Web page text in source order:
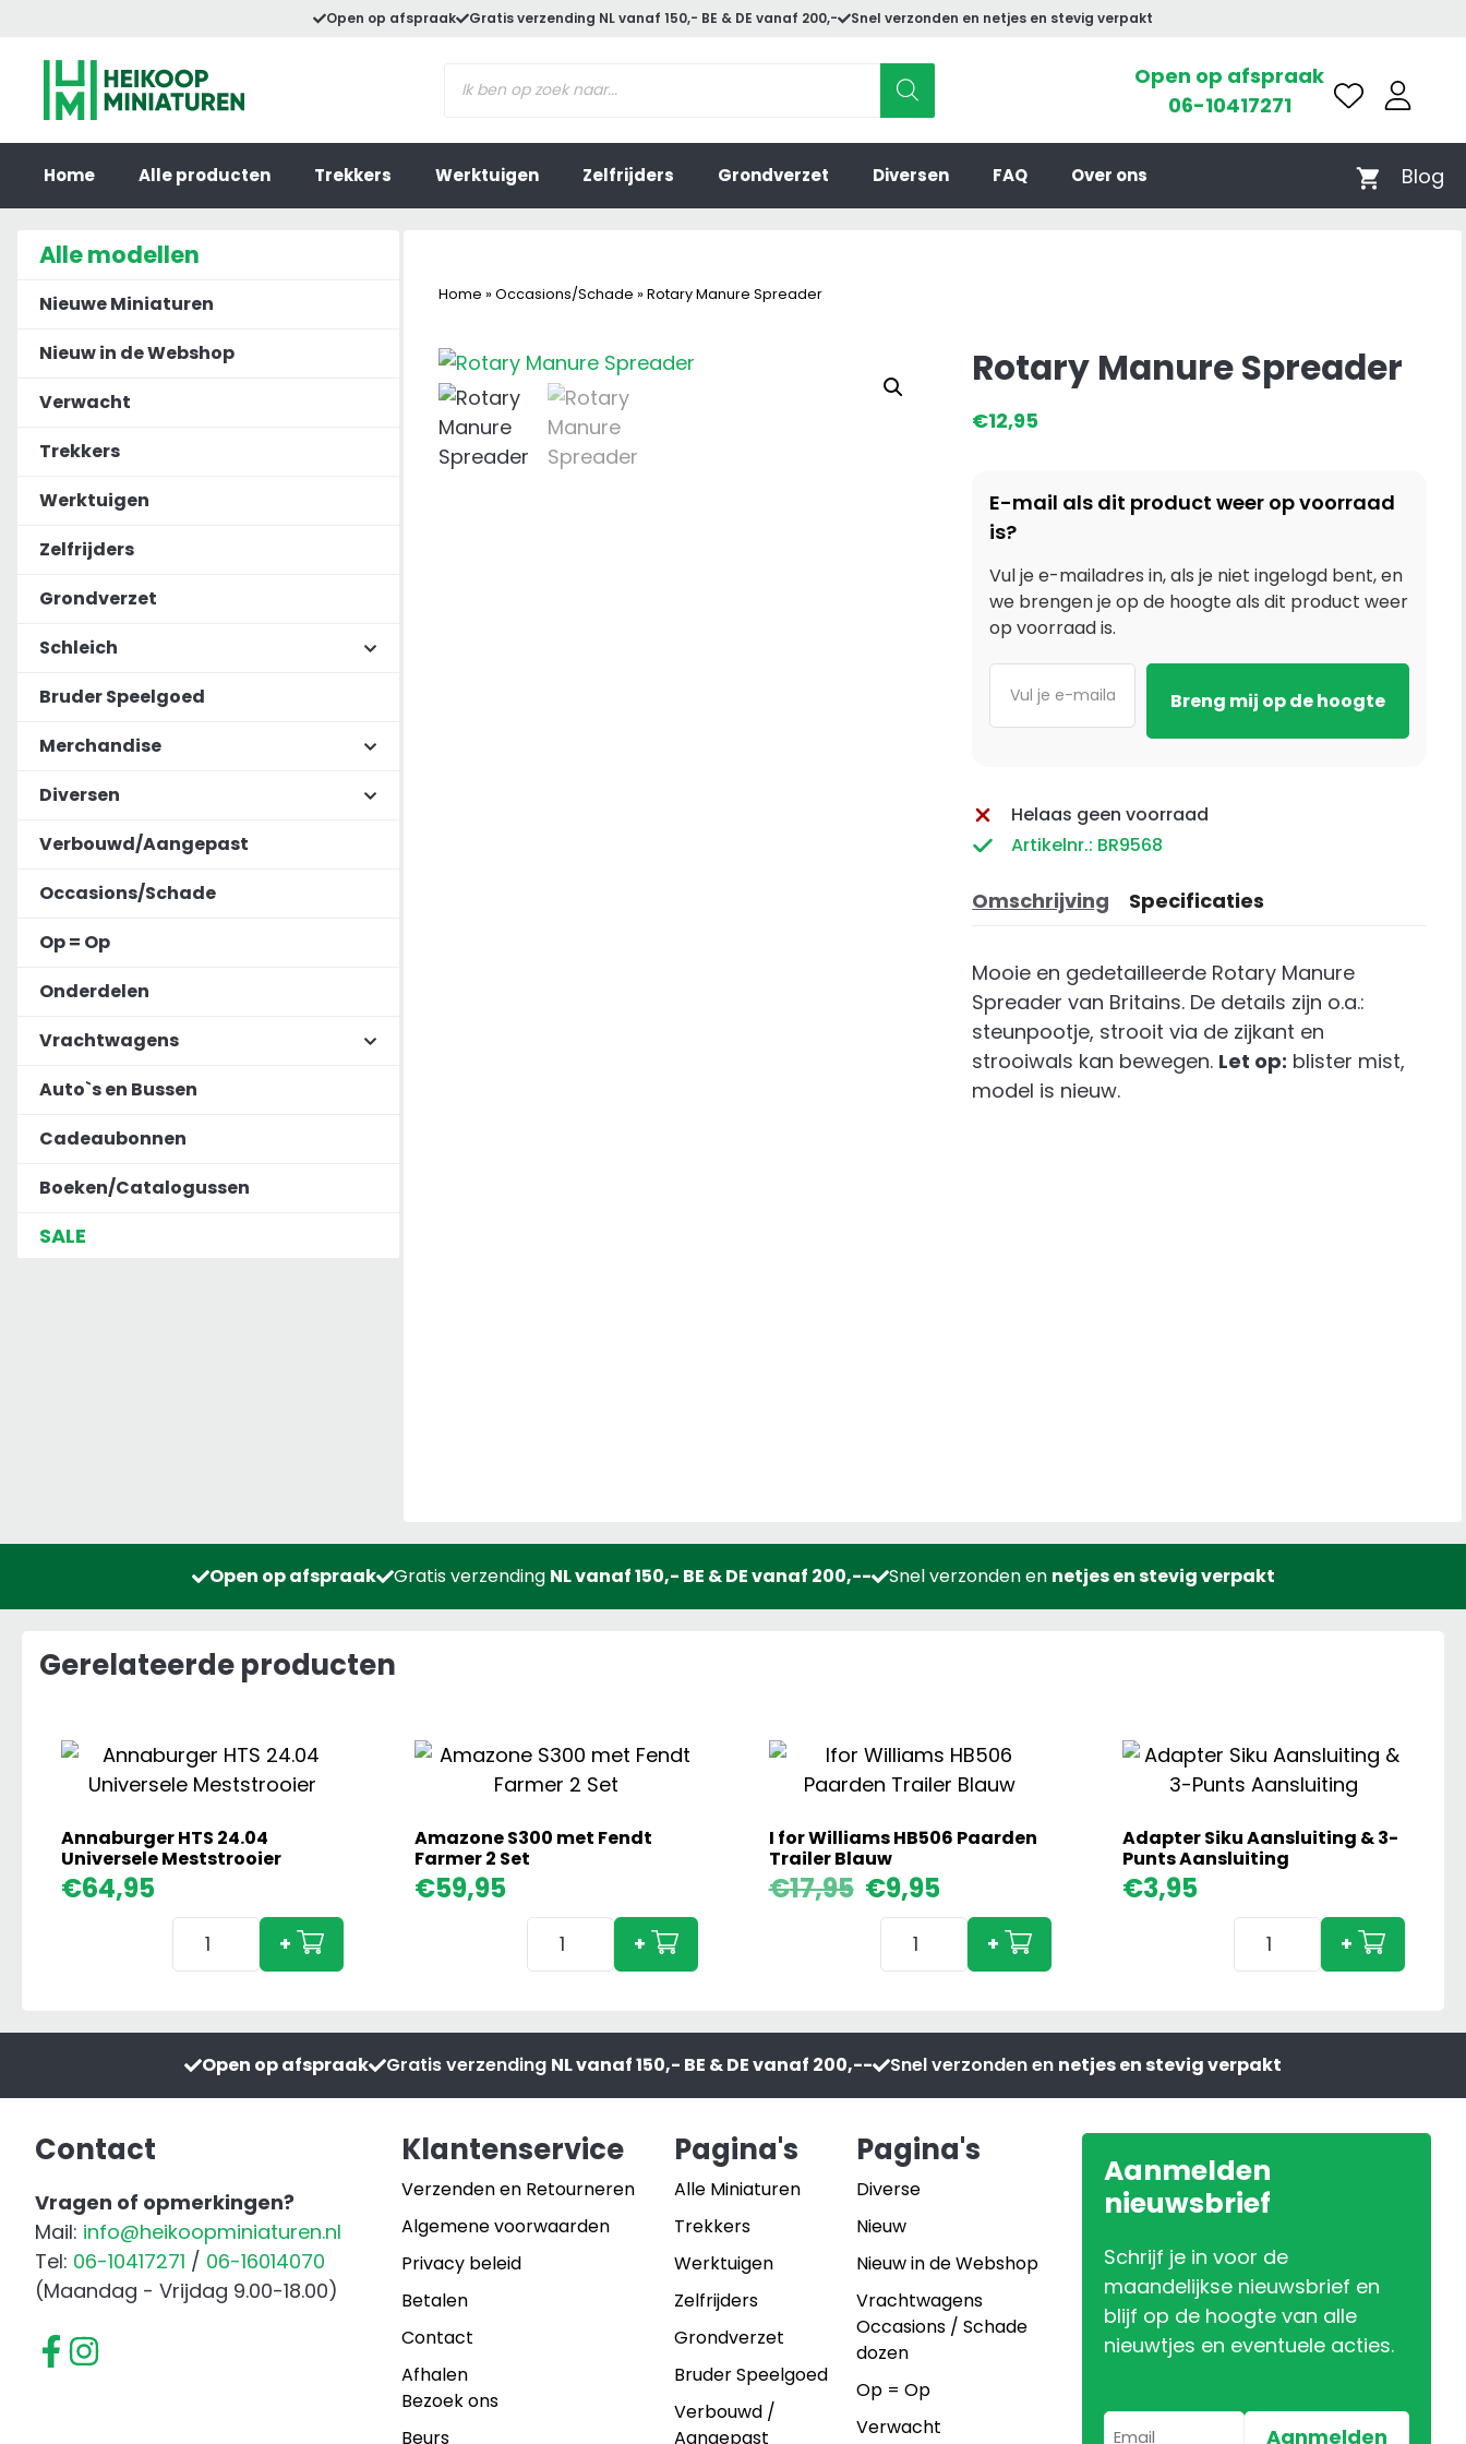
inhoud
Open op afspraak Gratis verzending NL vanaf 150,- BE & DE vanaf 200,- Snel verzonden en netjes en stevig verpakt
zoeken
Open op afspraak
06-10417271
Home Alle producten Trekkers Werktuigen Zelfrijders Grondverzet Diversen FAQ Over ons Blog
Home » Occasions/Schade » Rotary Manure Spreader
Rotary Manure Spreader
€12,95
E-mail als dit product weer op voorraad
is?
Vul je e-mailadres in, als je niet ingelogd bent, en
we brengen je op de hoogte als dit product weer
op voorraad is.
Helaas geen voorraad
Artikelnr.: BR9568
Omschrijving Specificaties
Mooie en gedetailleerde Rotary Manure
Spreader van Britains. De details zijn o.a.:
steunpootje, strooit via de zijkant en
strooiwals kan bewegen. Let op: blister mist,
model is nieuw.
Alle modellen
Nieuwe Miniaturen
Nieuw in de Webshop
Verwacht
Trekkers
Werktuigen
Zelfrijders
Grondverzet
Schleich
Bruder Speelgoed
Merchandise
Diversen
Verbouwd/Aangepast
Occasions/Schade
Op = Op
Onderdelen
Vrachtwagens
Auto`s en Bussen
Cadeaubonnen
Boeken/Catalogussen
SALE
Open op afspraak Gratis verzending NL vanaf 150,- BE & DE vanaf 200,-- Snel verzonden en netjes en stevig verpakt
Gerelateerde producten
Annaburger HTS 24.04
Universele Meststrooier
€64,95
Annaburger
HTS
aantal
+
Amazone S300 met Fendt
Farmer 2 Set
€59,95
Amazone
S300
2
Set
aantal
+
I for Williams HB506 Paarden
Trailer Blauw
€17,95
Oorspronkelijke
€9,95
Huidige
Trailer
Blauw
aantal
+
Adapter Siku Aansluiting & 3-
Punts Aansluiting
€3,95
Adapter
Siku
Punts
Aansluiting
aantal
+
Open op afspraak Gratis verzending NL vanaf 150,- BE & DE vanaf 200,-- Snel verzonden en netjes en stevig verpakt
Contact
Vragen of opmerkingen?
Mail: info@heikoopminiaturen.nl
Tel: 06-10417271 / 06-16014070
(Maandag - Vrijdag 9.00-18.00)
Klantenservice
Verzenden en Retourneren
Algemene voorwaarden
Privacy beleid
Betalen
Contact
Afhalen
Bezoek ons
Beurs
Pagina's
Alle Miniaturen
Trekkers
Werktuigen
Zelfrijders
Grondverzet
Bruder Speelgoed
Verbouwd /
Aangepast
Pagina's
Diverse
Nieuw
Nieuw in de Webshop
Vrachtwagens
Occasions / Schade
dozen
Op = Op
Verwacht
Aanmelden
nieuwsbrief
Schrijf je in voor de
maandelijkse nieuwsbrief en
blijf op de hoogte van alle
nieuwtjes en eventuele acties.